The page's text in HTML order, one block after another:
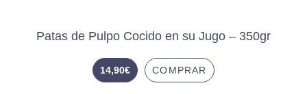
Patas de Pulpo Cocido en su Jugo – 350gr
14,90€ COMPRAR